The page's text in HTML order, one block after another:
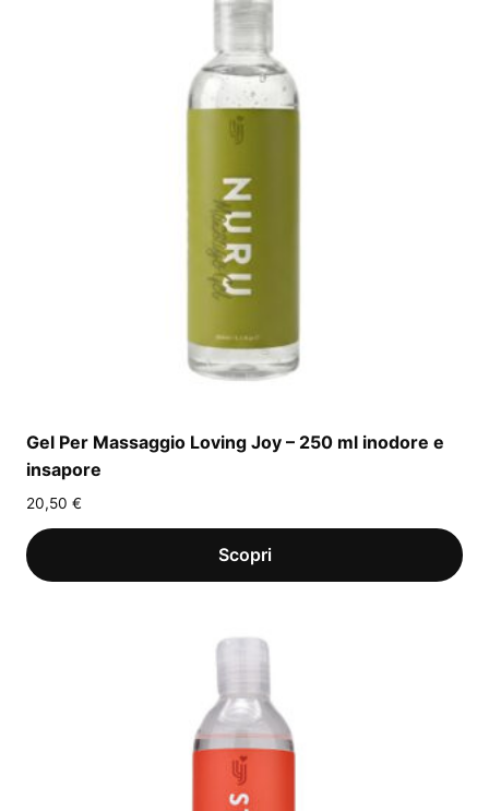
Gel Per Massaggio Loving Joy – 250 ml inodore e
insapore
20,50 €